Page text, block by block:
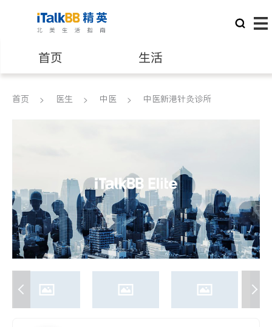
首页 生活
医生 律师
养老 非盈利组织
首页 医生 中医 中医新港针灸诊所